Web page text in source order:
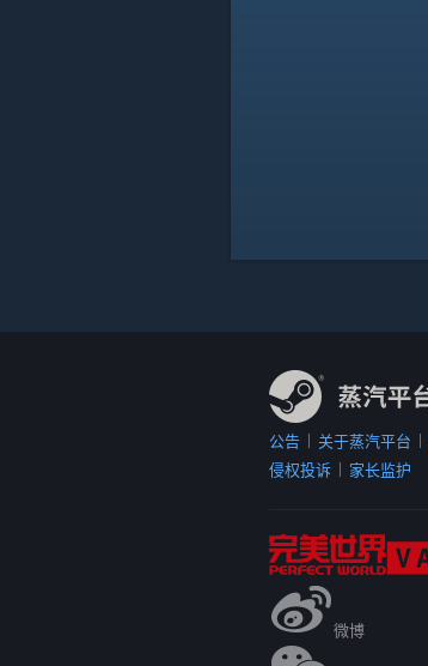
公告 关于蒸汽平台
侵权投诉
家长监护
微博